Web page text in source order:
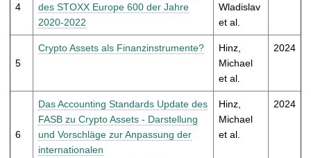
4
des STOXX Europe 600 der Jahre
2020-2022
Wladislav
et al.
5
Crypto Assets als Finanzinstrumente?
Hinz,
Michael
et al.
2024
6
Das Accounting Standards Update des
FASB zu Crypto Assets - Darstellung
und Vorschläge zur Anpassung der
internationalen
Hinz,
Michael
et al.
2024